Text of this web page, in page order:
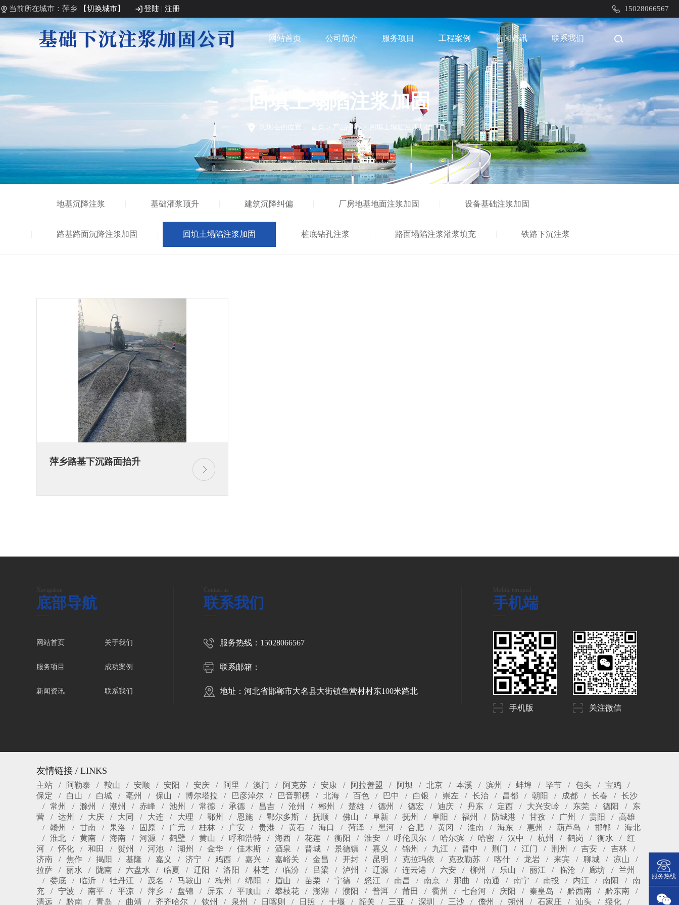
当前所在城市：萍乡 【切换城市】 登陆 | 注册 15028066567
网站首页 公司简介 服务项目 工程案例 新闻资讯 联系我们
回填土塌陷注浆加固
您现在的位置： 首页 > 产品中心> 回填土塌陷注浆加固
地基沉降注浆 基础灌浆顶升 建筑沉降纠偏 厂房地基地面注浆加固 设备基础注浆加固
路基路面沉降注浆加固 回填土塌陷注浆加固 桩底钻孔注浆 路面塌陷注浆灌浆填充 铁路下沉注浆
萍乡路基下沉路面抬升
底部导航
网站首页 关于我们
服务项目 成功案例
新闻资讯 联系我们
联系我们
服务热线：15028066567
联系邮箱：
地址：河北省邯郸市大名县大街镇鱼营村村东100米路北
手机端
手机版 关注微信
友情链接 / LINKS
主站 阿勒泰 鞍山 安顺 安阳 安庆 阿里 澳门 阿克苏 安康 阿拉善盟 阿坝 北京 本溪 滨州 蚌埠 毕节 包头
宝鸡
保定
白山 白城 亳州 保山 博尔塔拉 巴彦淖尔 巴音郭楞 北海 百色 巴中 白银 崇左 长治 昌都 朝阳 成都 长春
长沙
常州
滁州 潮州 赤峰 池州 常德 承德 昌吉 沧州 郴州 楚雄 德州 德宏 迪庆 丹东 定西 大兴安岭 东莞 德阳
东
营
达州 大庆 大同 大连 大理 鄂州 恩施 鄂尔多斯 抚顺 佛山 阜新 抚州 阜阳 福州 防城港 甘孜 广州 贵阳
高雄
赣州
甘南 果洛 固原 广元 桂林 广安 贵港 黄石 海口 菏泽 黑河 合肥 黄冈 淮南 海东 惠州 葫芦岛 邯郸
海北
淮北
黄南 海南 河源 鹤壁 黄山 呼和浩特 海西 花莲 衡阳 淮安 呼伦贝尔 哈尔滨 哈密 汉中 杭州 鹤岗 衡水
红
河
怀化 和田 贺州 河池 湖州 金华 佳木斯 酒泉 晋城 景德镇 嘉义 锦州 九江 晋中 荆门 江门 荆州 吉安
吉林
济南
焦作 揭阳 基隆 嘉义 济宁 鸡西 嘉兴 嘉峪关 金昌 开封 昆明 克拉玛依 克孜勒苏 喀什 龙岩 来宾 聊城
凉山
拉萨
丽水 陇南 六盘水 临夏 辽阳 洛阳 林芝 临汾 吕梁 泸州 辽源 连云港 六安 柳州 乐山 丽江 临沧 廊坊
兰州
娄底
临沂 牡丹江 茂名 马鞍山 梅州 绵阳 眉山 苗栗 宁德 怒江 南昌 南京 那曲 南通 南宁 南投 内江 南阳
南
充
宁波 南平 平凉 萍乡 盘锦 屏东 平顶山 攀枝花 澎湖 濮阳 普洱 莆田 衢州 七台河 庆阳 秦皇岛 黔西南
黔东南
清远
黔南 青岛 曲靖 齐齐哈尔 钦州 泉州 日喀则 日照 十堰 韶关 三亚 深圳 三沙 儋州 朔州 石家庄 汕头 绥化
服务热线